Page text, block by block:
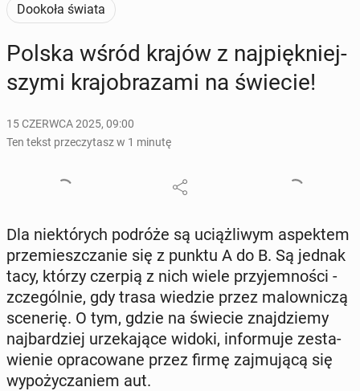
Dookoła świata
Polska wśród krajów z naj­pięk­niej­
szy­mi kra­jo­bra­za­mi na świecie!
15 CZERWCA 2025, 09:00
Ten tekst przeczytasz w 1 minutę
Dla nie­któ­rych podróże są uciąż­li­wym aspek­tem
prze­miesz­cza­nie się z punktu A do B. Są jednak
tacy, którzy czerpią z nich wiele przy­jem­no­ści -
zcze­gól­nie, gdy trasa wiedzie przez ma­low­ni­czą
sce­ne­rię. O tym, gdzie na świecie znaj­dzie­my
naj­bar­dziej urze­ka­ją­ce widoki, in­for­mu­je ze­sta­
wie­nie opra­co­wa­ne przez firmę zaj­mu­ją­cą się
wy­po­ży­cza­niem aut.